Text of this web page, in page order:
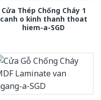
Cửa Thép Chống Cháy 1
canh o kinh thanh thoat
hiem-a-SGD